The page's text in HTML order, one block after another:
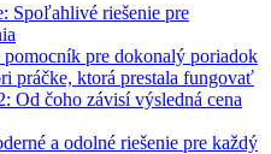
Spoľahlivé riešenie pre
pre dokonalý poriadok
práčke, ktorá prestala fungovať
Od čoho závisí výsledná cena
a odolné riešenie pre každý